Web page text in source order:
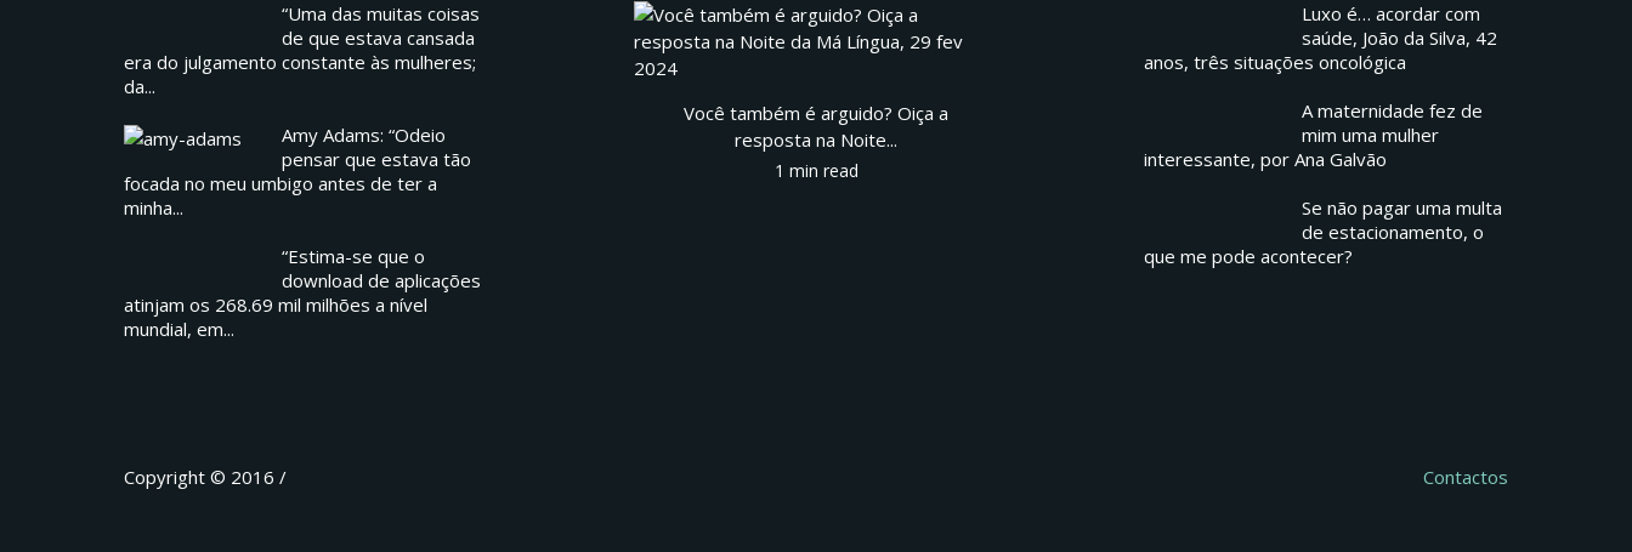
“Uma das muitas coisas
de que estava cansada
era do julgamento constante às mulheres;
da...
Amy Adams: “Odeio
pensar que estava tão
focada no meu umbigo antes de ter a
minha...
“Estima-se que o
download de aplicações
atinjam os 268.69 mil milhões a nível
mundial, em...
Você também é arguido? Oiça a
resposta na Noite...
1 min read
Luxo é… acordar com
saúde, João da Silva, 42
anos, três situações oncológica
A maternidade fez de
mim uma mulher
interessante, por Ana Galvão
Se não pagar uma multa
de estacionamento, o
que me pode acontecer?
Copyright © 2016 / Contactos